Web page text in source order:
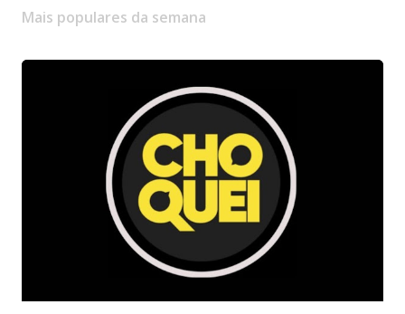
Mais populares da semana